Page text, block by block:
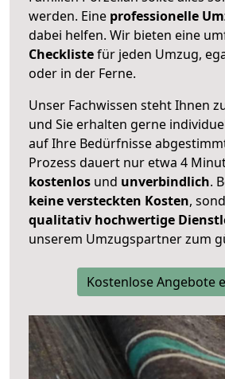
werden. Eine professionelle
dabei helfen. Wir bieten eine
Checklistefür jeden Umzug,
oder in der Ferne.
Unser Fachwissen steht Ihnen
und Sie erhalten gerne
auf Ihre Bedürfnisse
Prozess dauert nur etwa 4
kostenlos und unverbindlich.
keine versteckten Kosten,
qualitativ hochwertige
unserem Umzugspartner zum
Kostenlose Angebote